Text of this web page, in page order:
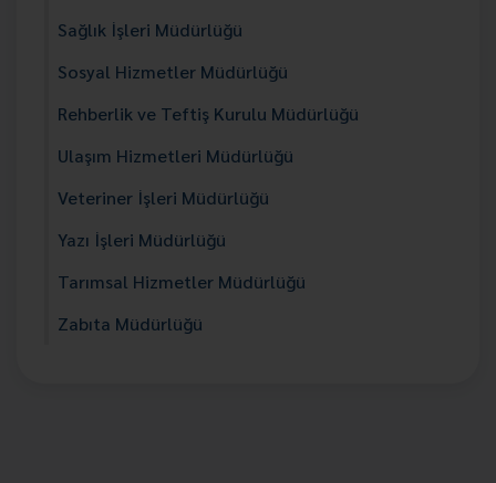
Sağlık İşleri Müdürlüğü
Sosyal Hizmetler Müdürlüğü
Rehberlik ve Teftiş Kurulu Müdürlüğü
Ulaşım Hizmetleri Müdürlüğü
Veteriner İşleri Müdürlüğü
Yazı İşleri Müdürlüğü
Tarımsal Hizmetler Müdürlüğü
Zabıta Müdürlüğü